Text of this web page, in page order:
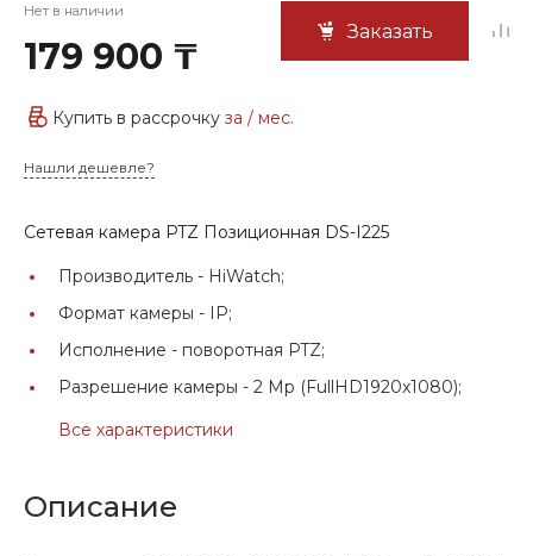
Нет в наличии
179 900 ₸
Заказать
Купить в рассрочку за / мес.
Нашли дешевле?
Сетевая камера PTZ Позиционная DS-I225
Производитель - HiWatch;
Формат камеры - IP;
Исполнение - поворотная PTZ;
Разрешение камеры - 2 Mp (FullHD1920x1080);
Все характеристики
Описание